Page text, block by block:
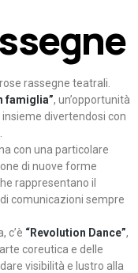
rassegne teatrali.
famiglia”, un’opportunità
divertendosi con
con una particolare
di nuove forme
rappresentano il
comunicazioni sempre
c’è “Revolution Dance”,
coreutica e delle
visibilità e lustro alla